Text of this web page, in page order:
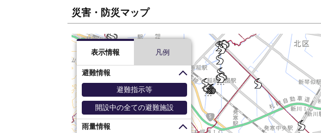
災害・防災マップ
表示情報 凡例
避難情報
避難指示等
開設中の全ての避難施設
雨量情報